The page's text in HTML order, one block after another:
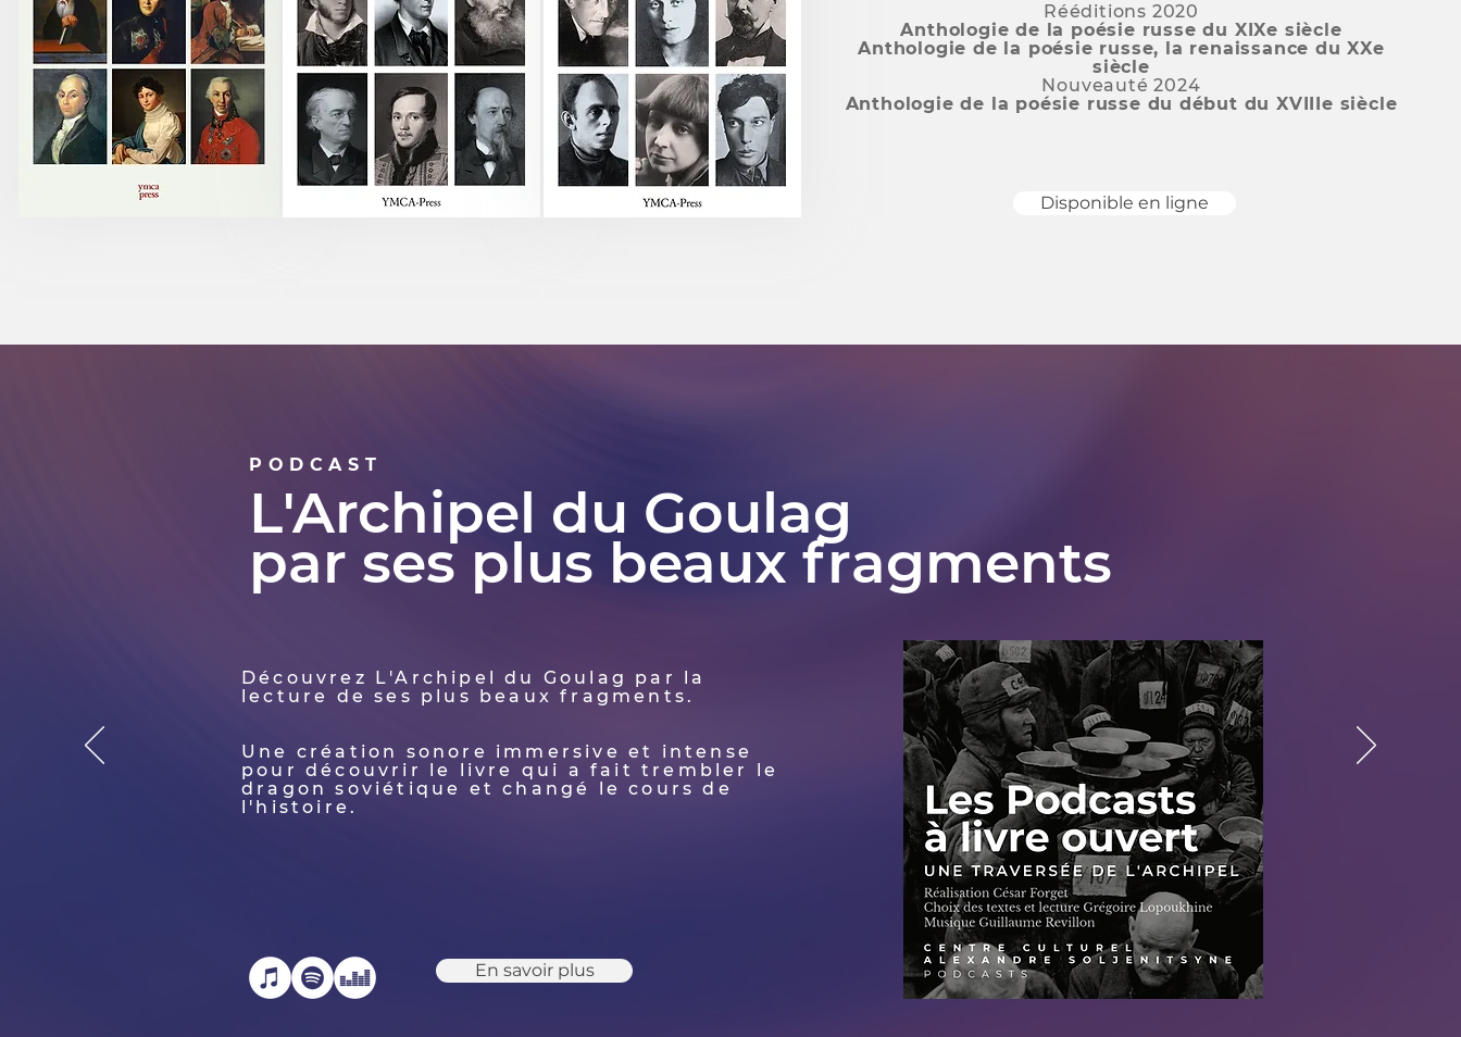
Rééditions 2020
Anthologie de la poésie russe du XIXe siècle
Anthologie de la poésie russe, la renaissance du XXe
siècle
Nouveauté 2024
Anthologie de la poésie russe du début du XVIIIe siècle
Disponible en ligne
PODCAST
L'Archipel du Goulag
par ses plus beaux fragments
Découvrez L'Archipel du Goulag par la
lecture de ses plus beaux fragments.
Une création sonore immersive et intense
pour découvrir le livre qui a fait trembler le
dragon soviétique et changé le cours de
l'histoire.
En savoir plus